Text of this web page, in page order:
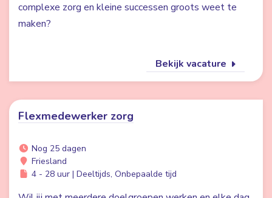
complexe zorg en kleine successen groots weet te
maken?
Bekijk vacature
Flexmedewerker zorg
Nog 25 dagen
Friesland
4 - 28 uur | Deeltijds, Onbepaalde tijd